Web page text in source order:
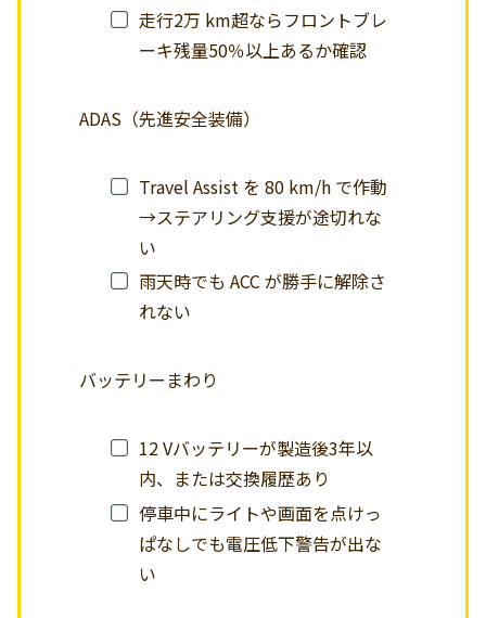
走行2万 km超ならフロントブレ
ーキ残量50％以上あるか確認
ADAS（先進安全装備）
Travel Assist を 80 km/h で作動
→ステアリング支援が途切れな
い
雨天時でも ACC が勝手に解除さ
れない
バッテリーまわり
12 Vバッテリーが製造後3年以
内、または交換履歴あり
停車中にライトや画面を点けっ
ぱなしでも電圧低下警告が出な
い